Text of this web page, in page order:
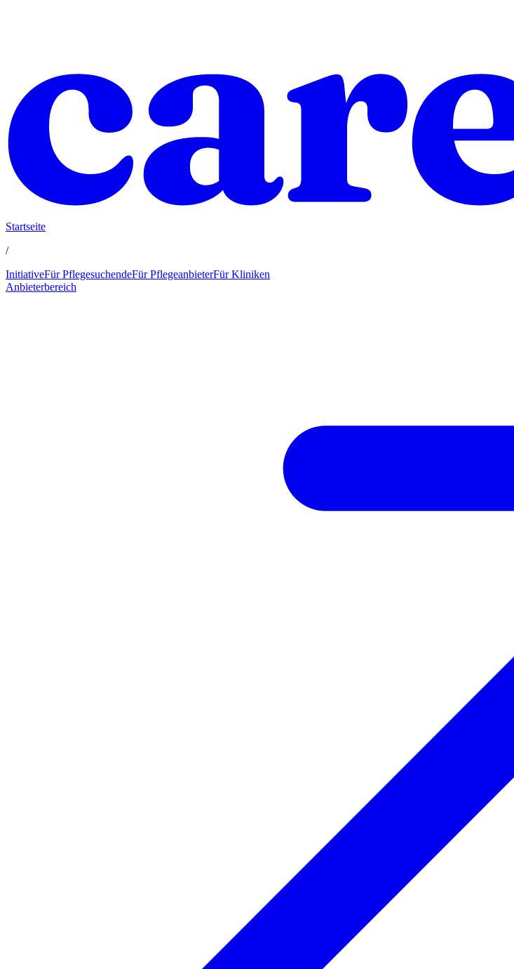
Startseite
/
InitiativeFür PflegesuchendeFür PflegeanbieterFür Kliniken
Anbieterbereich